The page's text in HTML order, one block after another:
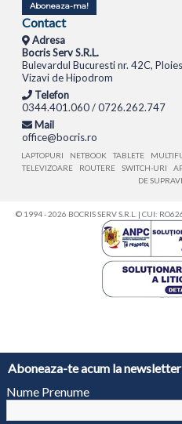
Aboneaza-te acum la
Nume Prenume
Aboneaza-ma!
Contact
Adresa
Bocris Serv S.R.L.
Bulevardul Bucuresti nr. 42C,
Vizavi de Hipodrom
Telefon
0344.401.060 / 0726.262.747
Mail
office@bocris.ro
LAPTOPURI NETBOOK TABLETE
TELEVIZOARE
ROUTERE SWITCH-URI
DE
© 1994 - 2026 BOCRIS SERV S.R.L. | CUI: